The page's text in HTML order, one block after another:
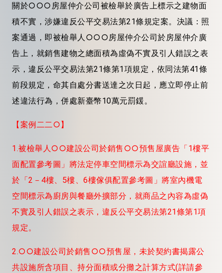
關於○○○房屋仲介公司被檢舉於廣告上標示之建物面
積不實，涉嫌違反公平交易法第21條規定案。決議：照
案通過，即被檢舉人○○○房屋仲介公司於房屋仲介廣
告上，就銷售建物之總面積為虛偽不實及引人錯誤之表
示，違反公平交易法第21條第1項規定，依同法第41條
前段規定，命其自處分書送達之次日起，應立即停止前
述違法行為，併處新臺幣10萬元罰鍰。
【案例二二○】
1.被檢舉人○○建設公司於銷售○○預售屋廣告「1樓平
面配置參考圖」將法定停車空間標示為交誼廳設施，並
於「2－4樓、5樓、6樓傢俱配置參考圖」將室內機電
空間標示為廚房與餐廳外擴部分，就商品之內容為虛偽
不實及引人錯誤之表示，違反公平交易法第21條第1項
規定。
2.○○建設公司於銷售○○預售屋，未於契約書揭露公
共設施所含項目、持分面積或分攤之計算方式(詳請參